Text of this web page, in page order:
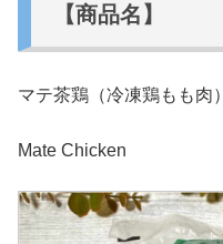
【商品名】
マテ茶鶏（冷凍鶏もも肉）
Mate Chicken